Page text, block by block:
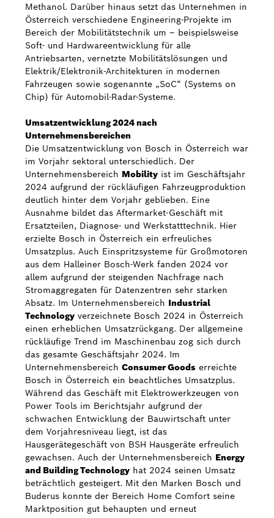
Methanol. Darüber hinaus setzt das Unternehmen in
Österreich verschiedene Engineering-Projekte im
Bereich der Mobilitätstechnik um – beispielsweise
Soft- und Hardwareentwicklung für alle
Antriebsarten, vernetzte Mobilitätslösungen und
Elektrik/Elektronik-Architekturen in modernen
Fahrzeugen sowie sogenannte „SoC“ (Systems on
Chip) für Automobil-Radar-Systeme.
Umsatzentwicklung 2024 nach
Unternehmensbereichen
Die Umsatzentwicklung von Bosch in Österreich war
im Vorjahr sektoral unterschiedlich. Der
Unternehmensbereich Mobility ist im Geschäftsjahr
2024 aufgrund der rückläufigen Fahrzeugproduktion
deutlich hinter dem Vorjahr geblieben. Eine
Ausnahme bildet das Aftermarket-Geschäft mit
Ersatzteilen, Diagnose- und Werkstatttechnik. Hier
erzielte Bosch in Österreich ein erfreuliches
Umsatzplus. Auch Einspritzsysteme für Großmotoren
aus dem Halleiner Bosch-Werk fanden 2024 vor
allem aufgrund der steigenden Nachfrage nach
Stromaggregaten für Datenzentren sehr starken
Absatz. Im Unternehmensbereich Industrial
Technology verzeichnete Bosch 2024 in Österreich
einen erheblichen Umsatzrückgang. Der allgemeine
rückläufige Trend im Maschinenbau zog sich durch
das gesamte Geschäftsjahr 2024. Im
Unternehmensbereich Consumer Goods erreichte
Bosch in Österreich ein beachtliches Umsatzplus.
Während das Geschäft mit Elektrowerkzeugen von
Power Tools im Berichtsjahr aufgrund der
schwachen Entwicklung der Bauwirtschaft unter
dem Vorjahresniveau liegt, ist das
Hausgerätegeschäft von BSH Hausgeräte erfreulich
gewachsen. Auch der Unternehmensbereich Energy
and Building Technology hat 2024 seinen Umsatz
beträchtlich gesteigert. Mit den Marken Bosch und
Buderus konnte der Bereich Home Comfort seine
Marktposition gut behaupten und erneut